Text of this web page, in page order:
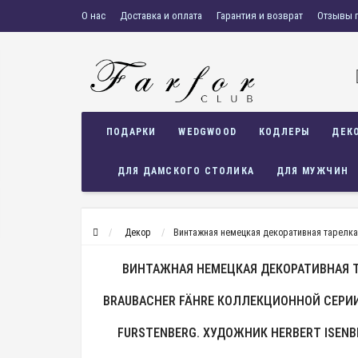
О нас Доставка и оплата Гарантия и возврат Отзывы
ПОДАРКИ WEDGWOOD КОДЛЕРЫ
ДЛЯ ДАМСКОГО СТОЛИКА ДЛЯ МУЖЧИН
Декор Винтажная немецкая декоративная
ВИНТАЖНАЯ НЕМЕЦКАЯ ДЕКОРАТИВНАЯ
BRAUBACHER FÄHRE КОЛЛЕКЦИОННОЙ СЕРИИ
FURSTENBERG. ХУДОЖНИК HERBERT